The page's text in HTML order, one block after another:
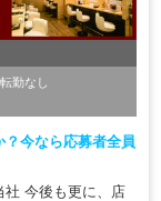
転勤なし
今なら応募者全員
社 今後も更に、店